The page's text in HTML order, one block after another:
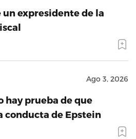
un expresidente de la
Ago 3, 2026
hay prueba de que
conducta de Epstein